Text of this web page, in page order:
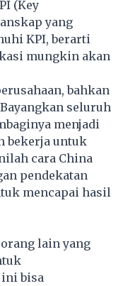
(Key
yang
KPI, berarti
mungkin akan
bahkan
seluruh
menjadi
bekerja untuk
cara China
pendekatan
mencapai hasil
lain yang
bisa